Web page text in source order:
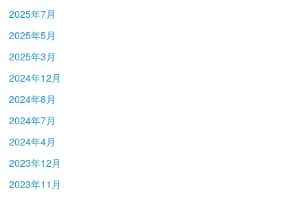
2025年7月
2025年5月
2025年3月
2024年12月
2024年8月
2024年7月
2024年4月
2023年12月
2023年11月